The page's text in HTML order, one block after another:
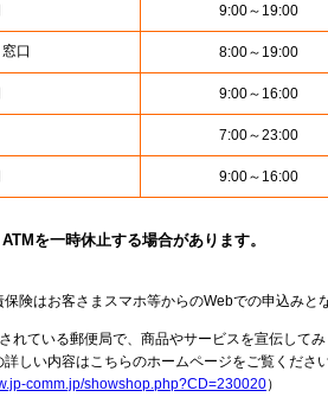
9:00～19:00
口 8:00～19:00
9:00～16:00
7:00～23:00
9:00～16:00
を一時休止する場合があります。
険はお客さまスマホ等からのWebでの申込みと
れている郵便局で、商品やサービスを宣伝して
しい内容はこちらのホームページをご覧くださ
comm.jp/showshop.php?CD=230020）